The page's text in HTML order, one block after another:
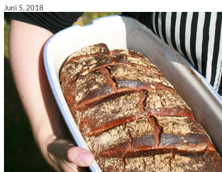
Juni 5, 2018